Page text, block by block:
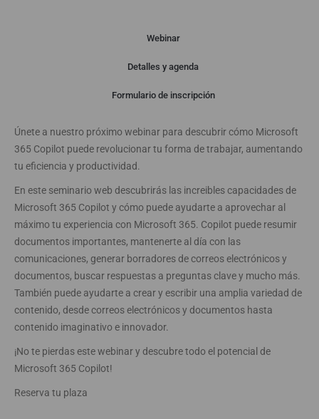
Webinar
Detalles y agenda
Formulario de inscripción
Únete a nuestro próximo webinar para descubrir cómo Microsoft
365 Copilot puede revolucionar tu forma de trabajar, aumentando
tu eficiencia y productividad.
En este seminario web descubrirás las increibles capacidades de
Microsoft 365 Copilot y cómo puede ayudarte a aprovechar al
máximo tu experiencia con Microsoft 365. Copilot puede resumir
documentos importantes, mantenerte al día con las
comunicaciones, generar borradores de correos electrónicos y
documentos, buscar respuestas a preguntas clave y mucho más.
También puede ayudarte a crear y escribir una amplia variedad de
contenido, desde correos electrónicos y documentos hasta
contenido imaginativo e innovador.
¡No te pierdas este webinar y descubre todo el potencial de
Microsoft 365 Copilot!
Reserva tu plaza